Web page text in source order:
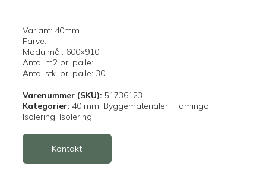
Variant: 40mm
Farve:
Modulmål: 600×910
Antal m2 pr. palle:
Antal stk. pr. palle: 30
Varenummer (SKU): 51736123
Kategorier: 40 mm, Byggematerialer, Flamingo
Isolering, Isolering
Kontakt